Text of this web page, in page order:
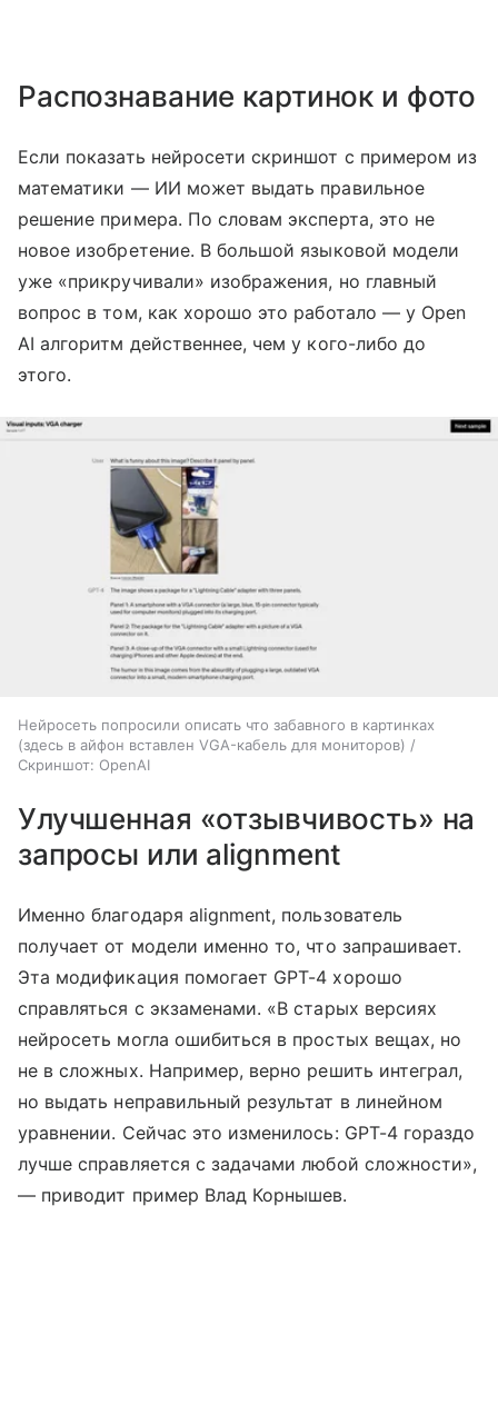
Распознавание картинок и фото
Если показать нейросети скриншот с примером из
математики — ИИ может выдать правильное
решение примера. По словам эксперта, это не
новое изобретение. В большой языковой модели
уже «прикручивали» изображения, но главный
вопрос в том, как хорошо это работало — у Open
AI алгоритм действеннее, чем у кого-либо до
этого.
Нейросеть попросили описать что забавного в картинках
(здесь в айфон вставлен VGA-кабель для мониторов) /
Скриншот: OpenAI
Улучшенная «отзывчивость» на
запросы или alignment
Именно благодаря alignment, пользователь
получает от модели именно то, что запрашивает.
Эта модификация помогает GPT-4 хорошо
справляться с экзаменами. «В старых версиях
нейросеть могла ошибиться в простых вещах, но
не в сложных. Например, верно решить интеграл,
но выдать неправильный результат в линейном
уравнении. Сейчас это изменилось: GPT-4 гораздо
лучше справляется с задачами любой сложности»,
— приводит пример Влад Корнышев.